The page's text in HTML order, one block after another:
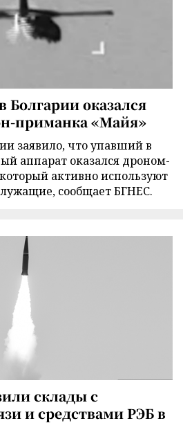
оказался
приманка «Майя»
заявило, что упавший в
аппарат оказался дроном-
активно используют
сообщает БГНЕС.
склады с
и средствами РЭБ в